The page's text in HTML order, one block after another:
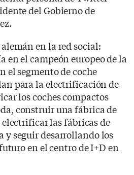
del Gobierno de
en la red social:
en el campeón europeo de la
el segmento de coche
para la electrificación de
los coches compactos
construir una fábrica de
las fábricas de
y seguir desarrollando los
en el centro de I+D en